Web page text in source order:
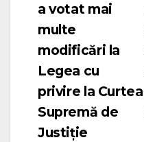
în
articole
a votat mai
multe
modificări la
Legea cu
privire la Curtea
Supremă de
Justiție